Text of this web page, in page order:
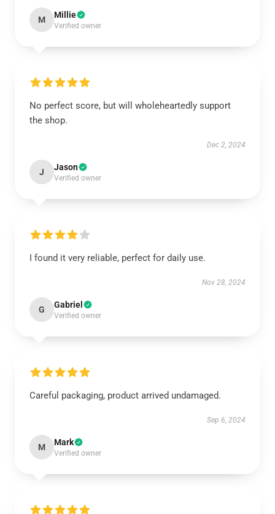
M Millie
Verified owner
No perfect score, but will wholeheartedly support
the shop.
Dec 2, 2024
J Jason
Verified owner
I found it very reliable, perfect for daily use.
Nov 28, 2024
G Gabriel
Verified owner
Careful packaging, product arrived undamaged.
Sep 6, 2024
M Mark
Verified owner